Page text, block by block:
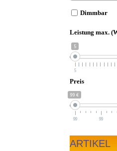
Dimmbar
Leistung max.
5
5
Preis
99 €
99 99
ARTIKEL